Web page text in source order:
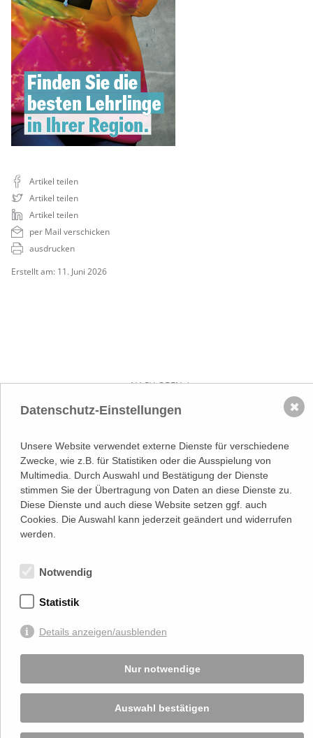
Artikel teilen
Artikel teilen
Artikel teilen
per Mail verschicken
ausdrucken
Erstellt am: 11. Juni 2026
NACH OBEN
Österreichischer
Wirtschaftsverlag GmbH
Adresse
1020 Wien
( –> Google Maps)
Kontakt
T (+43 1) 546 64-0
Eoffice@wirtschaftsverlag.at
genutzt und nicht an Dritte weitergegeben. Die T.A.I. übernimmt keine Verantwortung
Komo Wien, Büro für visuelle Angelegenheiten
Beast Communications - www.beast.at,Impressum / Disclaimer / Datenschutzerklärung
Datenschutz-Einstellungen
Unsere Website verwendet externe Dienste für verschiedene
Zwecke, wie z.B. für Statistiken oder die Ausspielung von
Multimedia. Durch Auswahl und Bestätigung der Dienste
stimmen Sie der Übertragung von Daten an diese Dienste zu.
Diese Dienste und auch diese Website setzen ggf. auch
Cookies. Die Auswahl kann jederzeit geändert und widerrufen
werden.
Notwendig
Statistik
Details anzeigen/ausblenden
Nur notwendige
Auswahl bestätigen
✖